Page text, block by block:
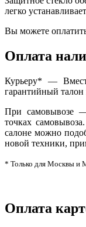
легко
Вы можете
Оплата
Курьеру* —
гарантийный талон
При самовывозе
точках
салоне можно
новой техники,
* Только для Москвы и
Оплата